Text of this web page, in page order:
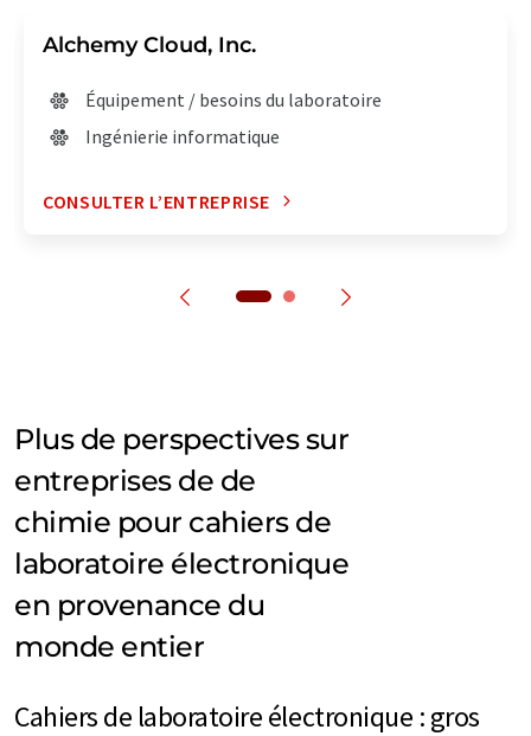
Alchemy Cloud, Inc.
Équipement / besoins du laboratoire
Ingénierie informatique
CONSULTER L’ENTREPRISE
Plus de perspectives sur
entreprises de de
chimie pour cahiers de
laboratoire électronique
en provenance du
monde entier
Cahiers de laboratoire électronique : gros